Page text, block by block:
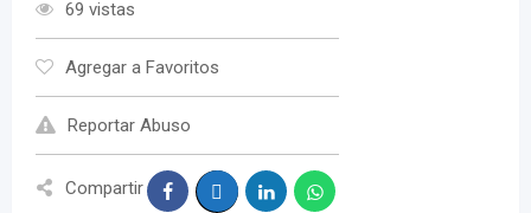
69 vistas
Agregar a Favoritos
Reportar Abuso
Compartir